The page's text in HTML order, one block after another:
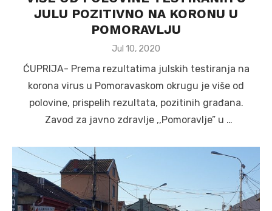
JULU POZITIVNO NA KORONU U
POMORAVLJU
Posted
Jul 10, 2020
ĆUPRIJA- Prema rezultatima julskih testiranja na
korona virus u Pomoravaskom okrugu je više od
polovine, prispelih rezultata, pozitinih građana.
Zavod za javno zdravlje ,,Pomoravlje” u …